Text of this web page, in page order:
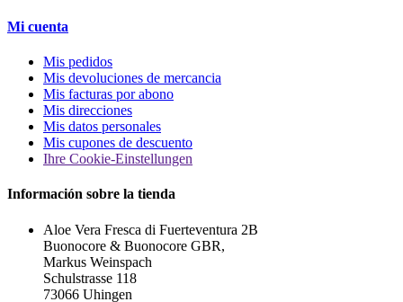
Mi cuenta
Mis pedidos
Mis devoluciones de mercancia
Mis facturas por abono
Mis direcciones
Mis datos personales
Mis cupones de descuento
Ihre Cookie-Einstellungen
Información sobre la tienda
Aloe Vera Fresca di Fuerteventura 2B
Buonocore & Buonocore GBR,
Markus Weinspach
Schulstrasse 118
73066 Uhingen